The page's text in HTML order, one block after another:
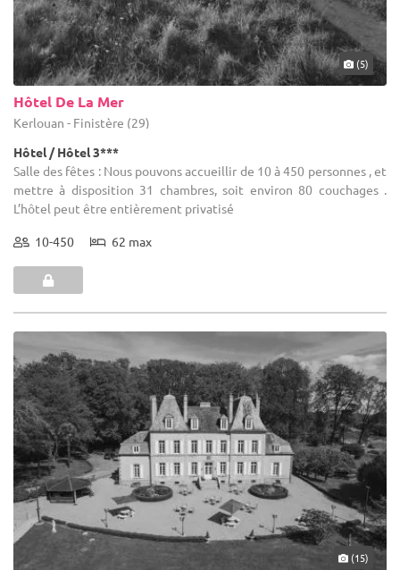
(5)
Hôtel De La Mer
Kerlouan - Finistère (29)
Hôtel / Hôtel 3***
Salle des fêtes : Nous pouvons accueillir de 10 à 450 personnes , et
mettre à disposition 31 chambres, soit environ 80 couchages .
L’hôtel peut être entièrement privatisé
10-450 62 max
(15)